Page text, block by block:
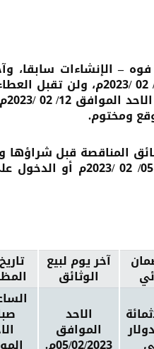
– الإنشاءات سابقا،
العطاءات هو قبل الساعة 11 صباحا من يوم الاحد
هذا
ومختوم.
المناقصة قبل شراؤها
آخر يوم لبيع
الوثائق
الاحد
الموافق